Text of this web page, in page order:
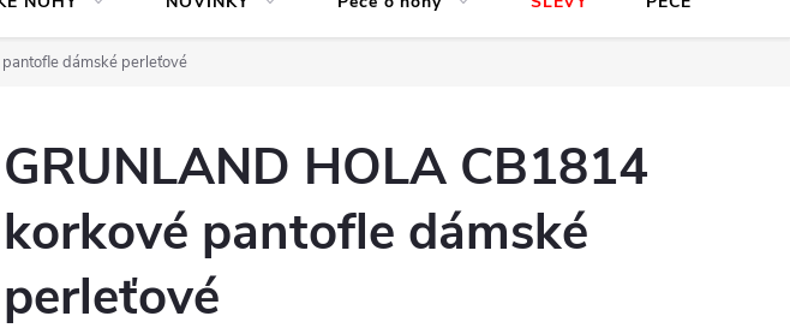
dámské perleťové
GRUNLAND HOLA CB1814
korkové pantofle dámské
perleťové